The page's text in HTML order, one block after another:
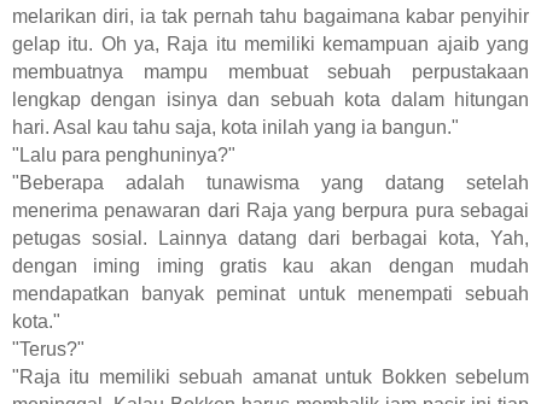
melarikan diri, ia tak pernah tahu bagaimana kabar penyihir
gelap itu. Oh ya, Raja itu memiliki kemampuan ajaib yang
membuatnya mampu membuat sebuah perpustakaan
lengkap dengan isinya dan sebuah kota dalam hitungan
hari. Asal kau tahu saja, kota inilah yang ia bangun."
"Lalu para penghuninya?"
"Beberapa adalah tunawisma yang datang setelah
menerima penawaran dari Raja yang berpura pura sebagai
petugas sosial. Lainnya datang dari berbagai kota, Yah,
dengan iming iming gratis kau akan dengan mudah
mendapatkan banyak peminat untuk menempati sebuah
kota."
"Terus?"
"Raja itu memiliki sebuah amanat untuk Bokken sebelum